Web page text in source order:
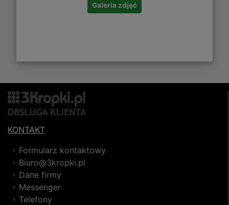
Galeria zdjęć
KONTAKT
Formularz kontaktowy
Biuro@3kropki.pl
Dane firmy
Messenger
Telefony